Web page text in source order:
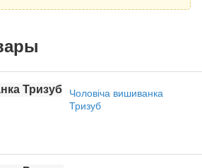
Чоловіча вишиванка
Тризуб